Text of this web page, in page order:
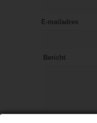
E-mailadres
Bericht